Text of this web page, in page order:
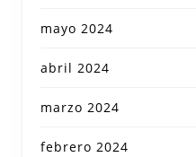
mayo 2024
abril 2024
marzo 2024
febrero 2024